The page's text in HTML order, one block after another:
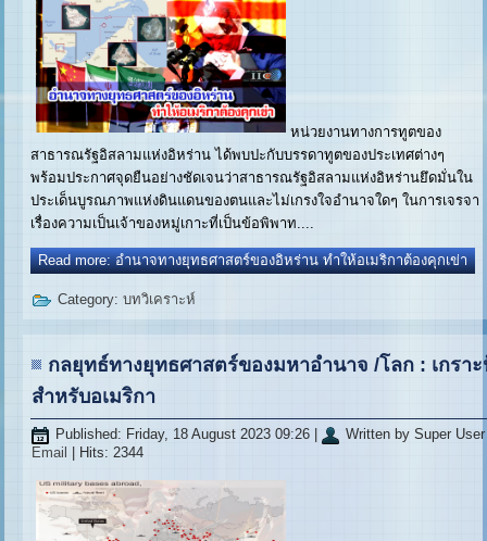
หน่วยงานทางการทูตของ
สาธารณรัฐอิสลามแห่งอิหร่าน ได้พบปะกับบรรดาทูตของประเทศต่างๆ
พร้อมประกาศจุดยืนอย่างชัดเจนว่าสาธารณรัฐอิสลามแห่งอิหร่านยึดมั่นใน
ประเด็นบูรณภาพแห่งดินแดนของตนและไม่เกรงใจอำนาจใดๆ ในการเจรจา
เรื่องความเป็นเจ้าของหมู่เกาะที่เป็นข้อพิพาท....
Read more: อำนาจทางยุทธศาสตร์ของอิหร่าน ทำให้อเมริกาต้องคุกเข่า
Category:บทวิเคราะห์
กลยุทธ์ทางยุทธศาสตร์ของมหาอำนาจ /โลก : เกรา
สำหรับอเมริกา
Published: Friday, 18 August 2023 09:26 Written by Super User
Email
| Hits: 2344